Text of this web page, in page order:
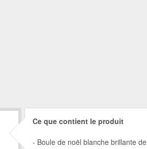
Ce que contient le produit
Boule de noël blanche brillante de